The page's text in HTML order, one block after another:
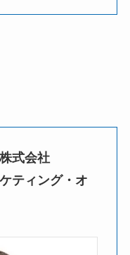
式会社
ティング・オ